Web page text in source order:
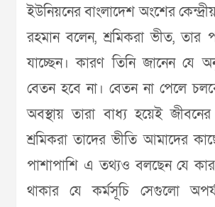
ইউনিয়নের বাংলাদেশ অংশের
রহমান বলেন, শ্রমিকরা ভীত, তার
যাচ্ছেন। কারণ তিনি জানেন যে
বেতন হবে না। বেতন না পেলে
অবস্থায় তারা বাধ্য হয়েই
শ্রমিকরা তাদের ভীতি আমাদের
পাশাপাশি এ তথ্যও বলছেন যে
থাকার যে কর্মসূচি সেগুলো